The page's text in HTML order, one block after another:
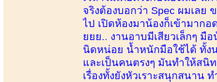
จริงต้องบอกว่า Spec ผมเล
ไป เปิดห้องมาน้องก็เข้ามาก
ยยย.. งานอาบมีเสียวเล็กๆ มื
นิดหน่อย น้ำหนักมือใช้ได้ ทั้ง
และเป็นคนตรงๆ มันทำให้สนิ
เรื่องทั้งยังหัวเราะสนุกสนาน